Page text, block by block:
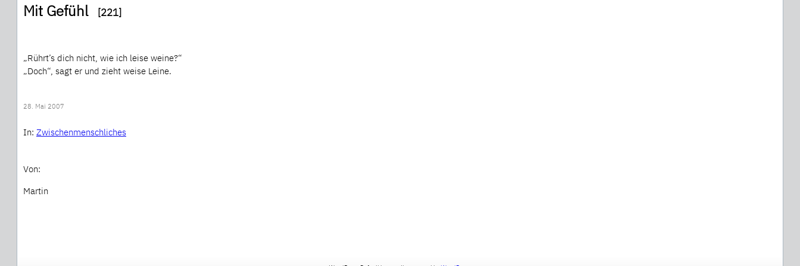
Mit Gefühl[221]
„Rührt’s dich nicht, wie ich leise weine?“
„Doch“, sagt er und zieht weise Leine.
28. Mai 2007
In: Zwischenmenschliches
Von:
Martin